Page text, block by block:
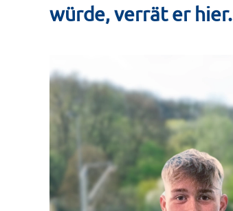
würde, verrät er hier.